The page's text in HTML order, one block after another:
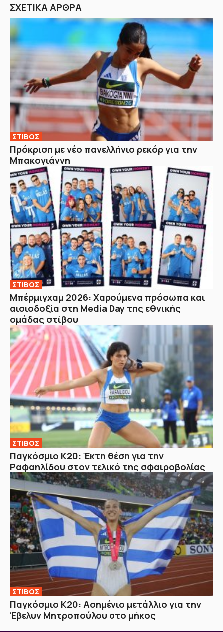
ΣΧΕΤΙΚΑ ΑΡΘΡΑ
ΣΤΙΒΟΣ
Πρόκριση με νέο πανελλήνιο ρεκόρ για την
Μπακογιάννη
ΣΤΙΒΟΣ
Μπέρμιγχαμ 2026: Χαρούμενα πρόσωπα και
αισιοδοξία στη Media Day της εθνικής
ομάδας στίβου
ΣΤΙΒΟΣ
Παγκόσμιο Κ20: Έκτη θέση για την
Ραφαηλίδου στον τελικό της σφαιροβολίας
ΣΤΙΒΟΣ
Παγκόσμιο Κ20: Ασημένιο μετάλλιο για την
Έβελυν Μητροπούλου στο μήκος